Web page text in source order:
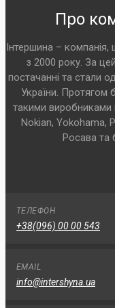
Про
Інтершина –
з 2000 року. За
постачанні та стали
України. Протягом
такими виробниками
Nokian, Yokohama,
Росава та
ТЕЛЕФОН
+38(096) 00 00 543
EMAIL
info@intershyna.ua